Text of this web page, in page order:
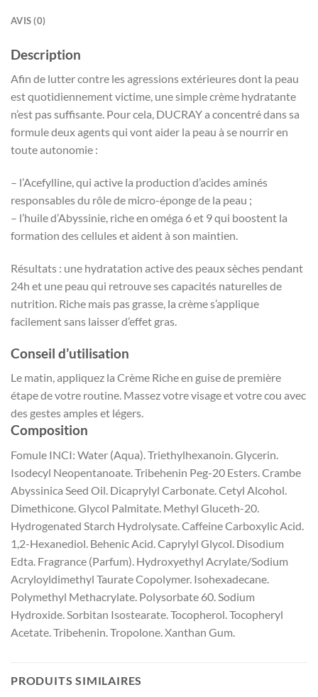
AVIS (0)
Description
Afin de lutter contre les agressions extérieures dont la peau
est quotidiennement victime, une simple crème hydratante
n’est pas suffisante. Pour cela, DUCRAY a concentré dans sa
formule deux agents qui vont aider la peau à se nourrir en
toute autonomie :
– l’Acefylline, qui active la production d’acides aminés
responsables du rôle de micro-éponge de la peau ;
– l’huile d’Abyssinie, riche en oméga 6 et 9 qui boostent la
formation des cellules et aident à son maintien.
Résultats : une hydratation active des peaux sèches pendant
24h et une peau qui retrouve ses capacités naturelles de
nutrition. Riche mais pas grasse, la crème s’applique
facilement sans laisser d’effet gras.
Conseil d’utilisation
Le matin, appliquez la Crème Riche en guise de première
étape de votre routine. Massez votre visage et votre cou avec
des gestes amples et légers.
Composition
Fomule INCI: Water (Aqua). Triethylhexanoin. Glycerin.
Isodecyl Neopentanoate. Tribehenin Peg-20 Esters. Crambe
Abyssinica Seed Oil. Dicaprylyl Carbonate. Cetyl Alcohol.
Dimethicone. Glycol Palmitate. Methyl Gluceth-20.
Hydrogenated Starch Hydrolysate. Caffeine Carboxylic Acid.
1,2-Hexanediol. Behenic Acid. Caprylyl Glycol. Disodium
Edta. Fragrance (Parfum). Hydroxyethyl Acrylate/Sodium
Acryloyldimethyl Taurate Copolymer. Isohexadecane.
Polymethyl Methacrylate. Polysorbate 60. Sodium
Hydroxide. Sorbitan Isostearate. Tocopherol. Tocopheryl
Acetate. Tribehenin. Tropolone. Xanthan Gum.
PRODUITS SIMILAIRES